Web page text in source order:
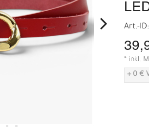
A
Art.-
* inkl.
+ 0 €